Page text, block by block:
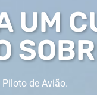
UM
de Avião.